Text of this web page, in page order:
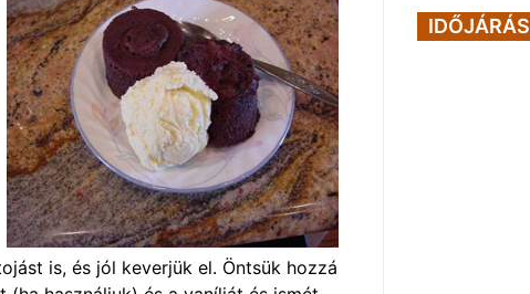
is, és jól keverjük el. Öntsük hozzá
IDŐJÁRÁS